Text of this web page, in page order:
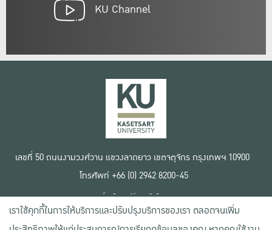
KU Channel
เลขที่ 50 ถนนงามวงศ์วาน แขวงลาดยาว เขตจตุจักร กรุงเทพฯ 10900
โทรศัพท์ +66 (0) 2942 8200-45
เงื่อนไขการใช้งานเว็บไซต์
ข้อตกลงด้านสิทธิ์ใช้งาน
นโยบายความเป็นส่วนตัว
เราใช้คุกกี้ในการให้บริการและปรับปรุงบริการของเรา ตลอดจนเพิ่ม